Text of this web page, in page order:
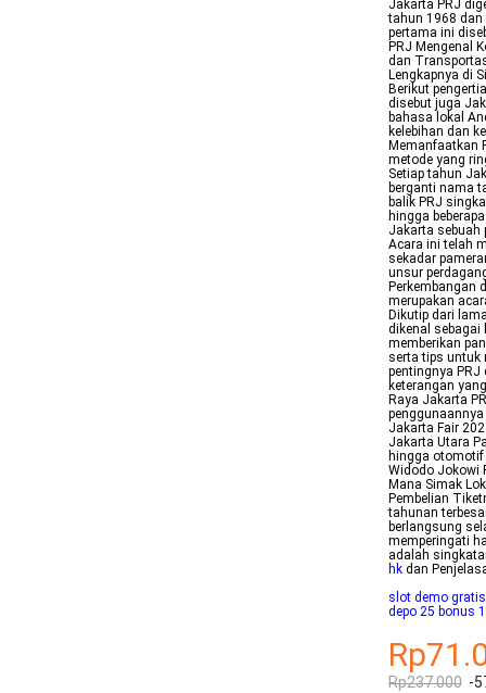
Jakarta PRJ
tahun 1968 dan
pertama ini
PRJ Mengenal
dan
Lengkapnya di
Berikut
disebut juga
bahasa lokal
kelebihan dan
Memanfaatkan
metode yang
Setiap tahun
berganti nama
balik PRJ
hingga
Jakarta sebuah
Acara ini telah
sekadar
unsur
Perkembangan
merupakan
Dikutip dari
dikenal sebagai
memberikan
serta tips untuk
pentingnya PRJ
keterangan
Raya Jakarta
Jakarta Fair
Jakarta Utara
hingga otomotif
Widodo Jokowi
Mana Simak
Pembelian
tahunan
berlangsung
memperingati
adalah
hk dan
slot demo
depo 25 bonus
Rp237.000 -